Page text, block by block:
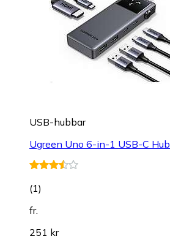
USB-hubbar
Ugreen Uno 6-in-1 USB-C Hub
(1)
fr.
251 kr